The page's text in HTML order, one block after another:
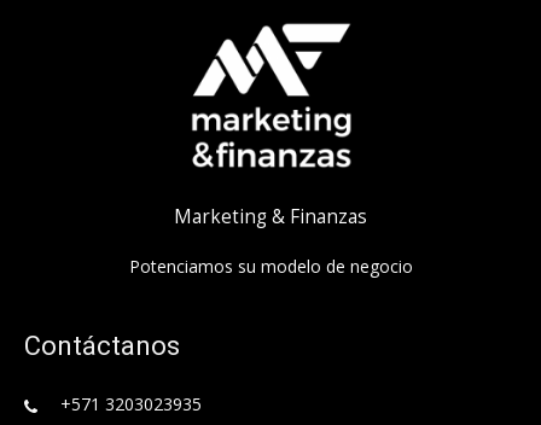
Marketing & Finanzas
Potenciamos su modelo de negocio
Contáctanos
+571 3203023935